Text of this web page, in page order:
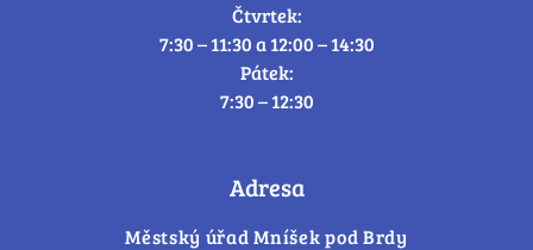
Čtvrtek:
7:30 – 11:30 a 12:00 – 14:30
Pátek:
7:30 – 12:30
Adresa
Městský úřad Mníšek pod Brdy